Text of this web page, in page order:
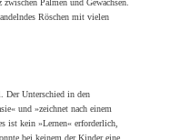
Der Unterschied in den
und »zeichnet nach einem
ist kein »Lernen« erforderlich,
bei keinem der Kinder eine